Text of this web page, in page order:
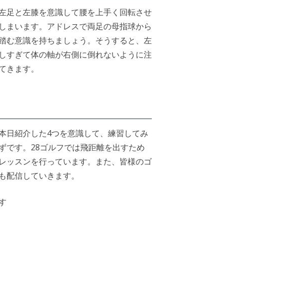
足と左膝を意識して腰を上手く回転させ
まいます。アドレスで両足の母指球から
む意識を持ちましょう。そうすると、左
すぎて体の軸が右側に倒れないように注
ます。
日紹介した4つを意識して、練習してみ
です。28ゴルフでは飛距離を出すため
ッスンを行っています。また、皆様のゴ
信していきます。